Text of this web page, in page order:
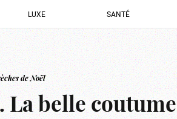
LUXE SANTÉ
de Noël
La belle coutume